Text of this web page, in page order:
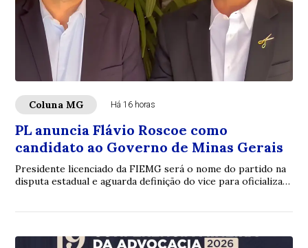
Coluna MG Há 16 horas
PL anuncia Flávio Roscoe como
candidato ao Governo de Minas Gerais
Presidente licenciado da FIEMG será o nome do partido na
disputa estadual e aguarda definição do vice para oficializar